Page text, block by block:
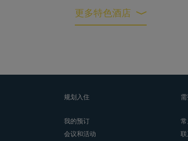
更多特色酒店
规划入住
我的预订
会议和活动